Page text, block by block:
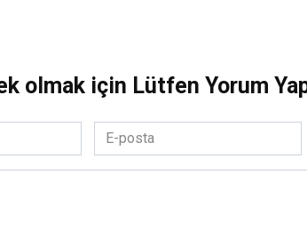
olmak için Lütfen Yorum
E-
posta
*